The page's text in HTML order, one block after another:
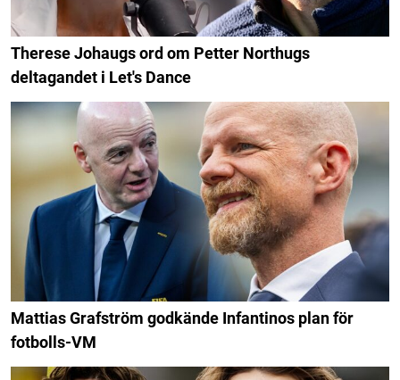
Therese Johaugs ord om Petter Northugs
deltagandet i Let's Dance
Mattias Grafström godkände Infantinos plan för
fotbolls-VM